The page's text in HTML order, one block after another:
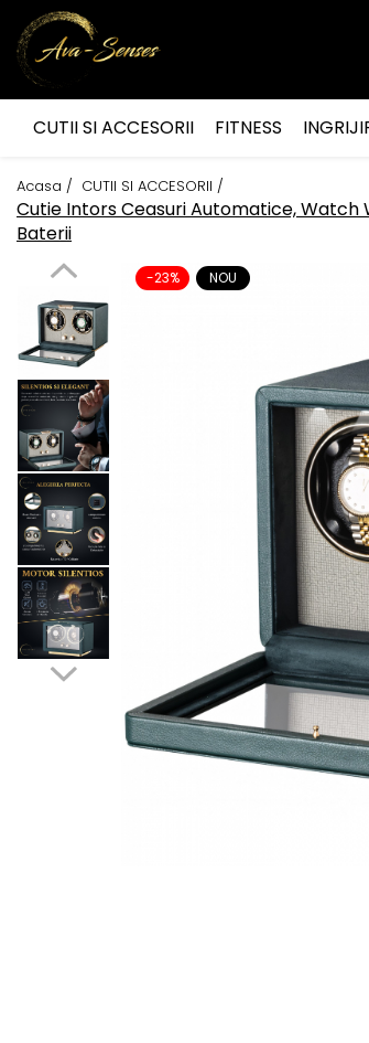
Ingrijire Corporala
CUTII SI ACCESORII FITNESS
Acasa / CUTII SI ACCESORII /
Cutie Intors Ceasuri Automatice, Watch
Baterii
-23% NOU